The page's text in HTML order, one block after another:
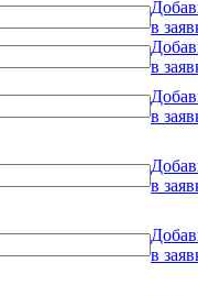
в
в
в
в
в